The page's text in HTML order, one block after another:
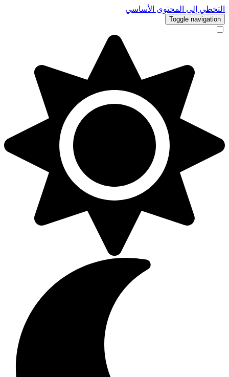
إلى المحتوى الأساسي
Toggle